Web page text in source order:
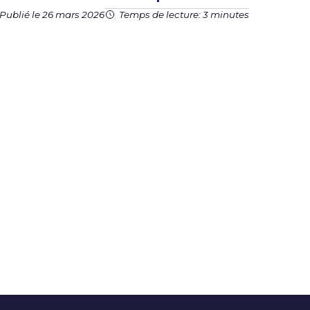
Publié le 26 mars 2026 Temps de lecture: 3 minutes